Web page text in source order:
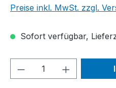
Preise inkl. MwSt. zzgl.
Sofort verfügbar,
Produkt Anzahl: